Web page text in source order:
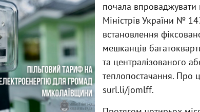
почала
Міністрів України №
встановлення
мешканців
та централізованого
теплопостачання. Про
surl.li/jomlff.